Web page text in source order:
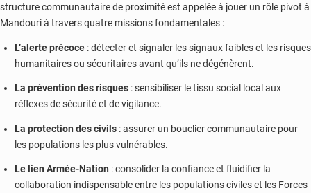
structure communautaire de proximité est appelée à jouer un rôle pivot à
Mandouri à travers quatre missions fondamentales :
L’alerte précoce : détecter et signaler les signaux faibles et les risques
humanitaires ou sécuritaires avant qu’ils ne dégénèrent.
La prévention des risques : sensibiliser le tissu social local aux
réflexes de sécurité et de vigilance.
La protection des civils : assurer un bouclier communautaire pour
les populations les plus vulnérables.
Le lien Armée-Nation : consolider la confiance et fluidifier la
collaboration indispensable entre les populations civiles et les Forces